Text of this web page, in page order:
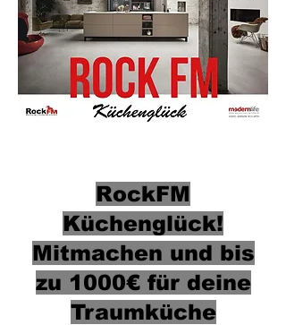
RockFM
Küchenglück!
Mitmachen und bis
zu 1000€ für deine
Traumküche